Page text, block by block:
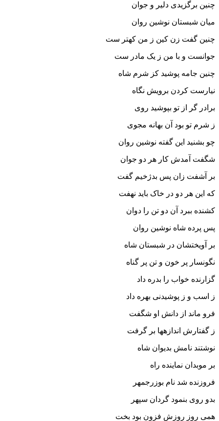
چنین برگزیدى دلیر و جوان
میان شبستان نوشین روان‏
چنین گفت زن کین ز من کهتر ست
جوانست و با من ز یک مادر ست‏
چنین جامه پوشید کز شرم شاه
نیارست کردن برویش نگاه‏
برادر گر از تو بپوشید روى
ز شرم تو بود آن بهانه مجوى‏
چو بشنید این گفته نوشین روان
شگفت آمدش کار هر دو جوان‏
بر آشفت زان پس بدژخیم گفت
که این هر دو در خاک باید نهفت‏
کشنده ببرد آن دو تن را دوان
پس پرده شاه نوشین روان‏
بر آویختشان در شبستان شاه
نگونسار پر خون و تن پر گناه‏
گزارنده خواب را بدره داد
ز اسب و ز پوشیدنى بهره داد
فرو ماند از دانش او شگفت
ز گفتارش اندازه‏ها بر گرفت‏
نوشتند نامش بدیوان شاه
بر موبدان نماینده راه‏
فروزنده شد نام بوزرجمهر
بدو روى بنمود گردان سپهر
همى روز روزش فزون بود بخت